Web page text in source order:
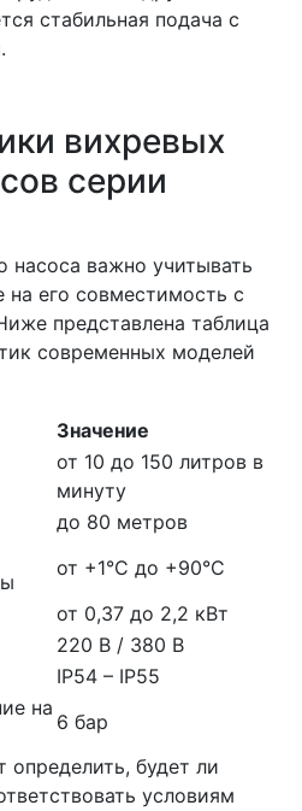
стабильная подача с
вихревых
серии
насоса важно учитывать
его совместимость с
представлена таблица
современных моделей
Значение
от 10 до 150 литров в
минуту
до 80 метров
от +1°C до +90°C
от 0,37 до 2,2 кВт
220 В / 380 В
IP54 – IP55
на
6 бар
будет ли
условиям